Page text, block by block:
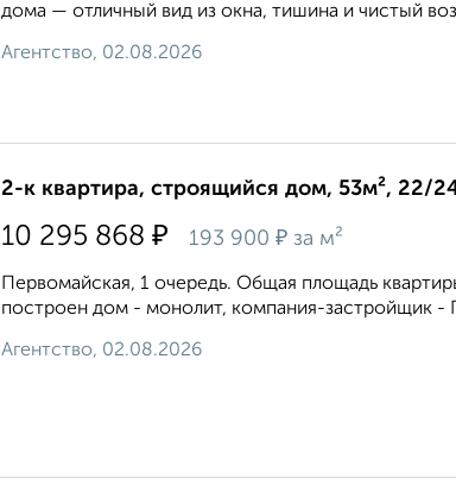
дома — отличный вид из окна, тишина и чистый
Агентство, 02.08.2026
2-к квартира, строящийся дом, 53м², 22/
10 295 868 ₽ 193 900 ₽ за м²
Первомайская, 1 очередь. Общая площадь
построен дом - монолит, компания-
Агентство, 02.08.2026